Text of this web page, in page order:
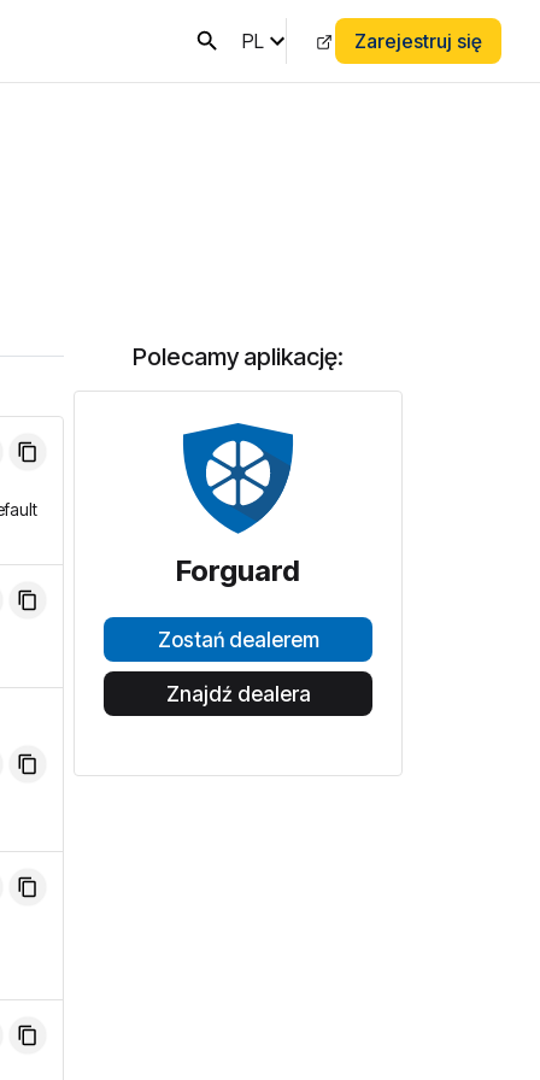
PL Zarejestruj się
Polecamy aplikację:
Forguard
Zostań dealerem
Znajdź dealera